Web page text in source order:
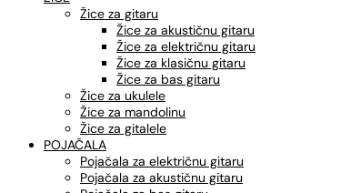
Žice za gitaru
Žice za akustičnu gitaru
Žice za električnu gitaru
Žice za klasičnu gitaru
Žice za bas gitaru
Žice za ukulele
Žice za mandolinu
Žice za gitalele
POJAČALA
Pojačala za električnu gitaru
Pojačala za akustičnu gitaru